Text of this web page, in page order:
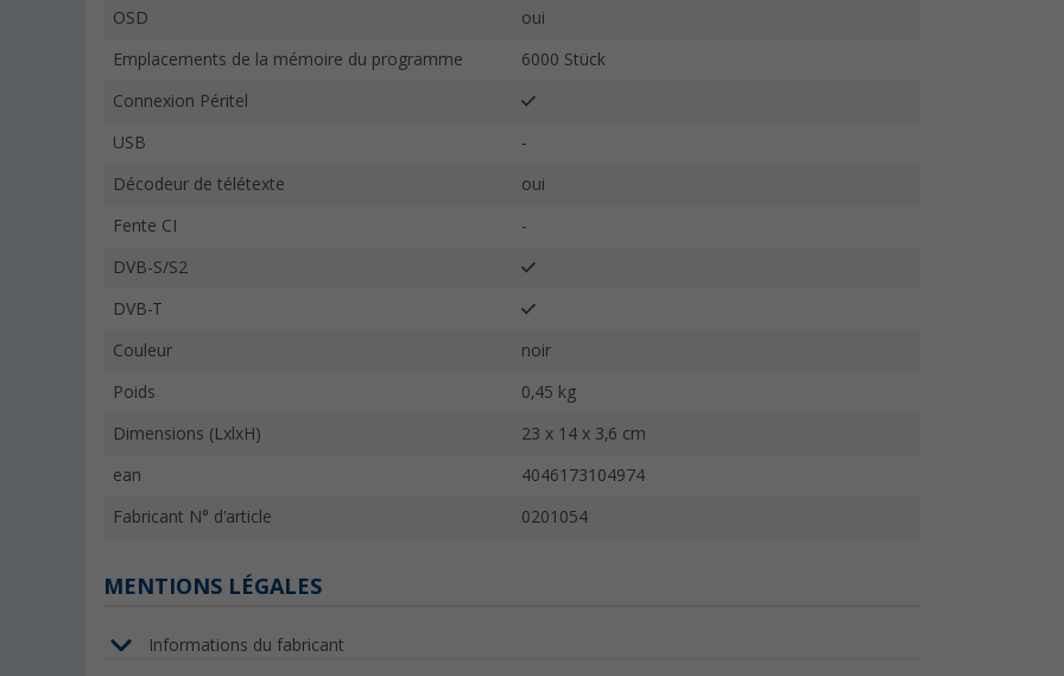
OSD oui
Emplacements de la mémoire du programme 6000 Stück
Connexion Péritel
USB -
Décodeur de télétexte oui
Fente CI -
DVB-S/S2
DVB-T
Couleur noir
Poids 0,45 kg
Dimensions (LxlxH) 23 x 14 x 3,6 cm
ean 4046173104974
Fabricant N° d'article 0201054
MENTIONS LÉGALES
Informations du fabricant